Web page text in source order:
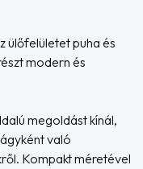
ülőfelületet puha és
modern és
megoldást kínál,
való
Kompakt méretével